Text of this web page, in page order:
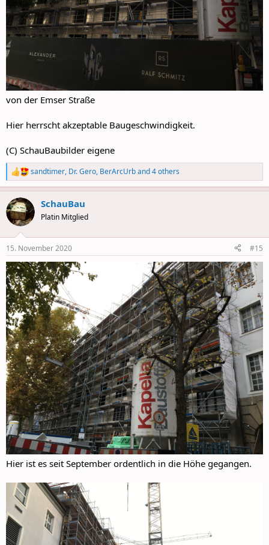
von der Emser Straße
Hier herrscht akzeptable Baugeschwindigkeit.
(C) SchauBaubilder eigene
R
e
a
c
t
i
s
:
sandtimer, Dr. Gero, BerArcUrband 4 others
SchauBau
Platin Mitglied
15. November 2020 #15
Hier ist es seit September ordentlich in die Höhe gegangen.